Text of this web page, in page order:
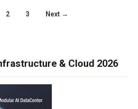
2 3 Next →
& Cloud 2026